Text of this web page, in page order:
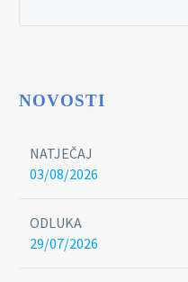
NOVOSTI
NATJEČAJ
03/08/2026
ODLUKA
29/07/2026